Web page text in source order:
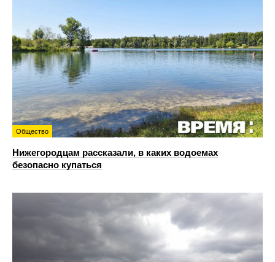
Общество
Нижегородцам рассказали, в каких водоемах
безопасно купаться